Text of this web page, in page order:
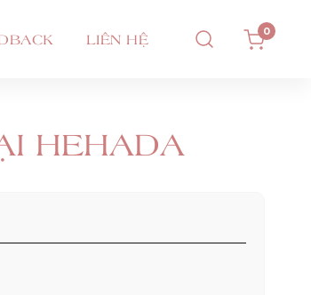
LIÊN HỆ 0
HEHADA